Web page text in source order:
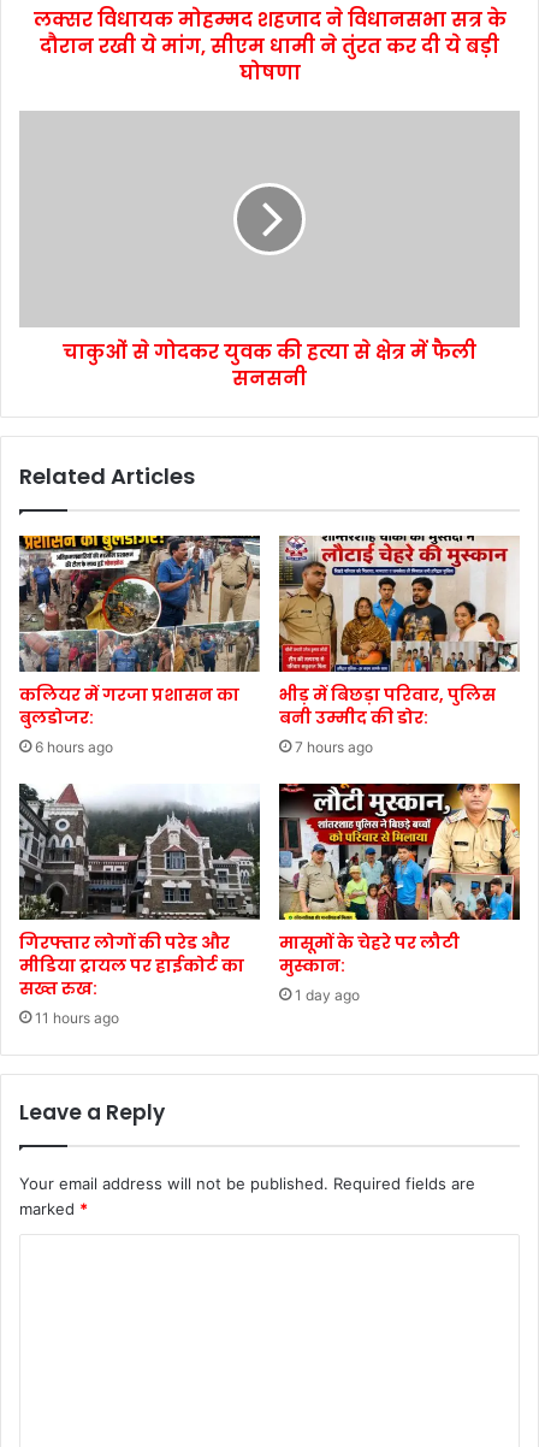
लक्सर विधायक मोहम्मद शहजाद ने विधानसभा सत्र के
दौरान रखी ये मांग, सीएम धामी ने तुंरत कर दी ये बड़ी
घोषणा
चाकुओं से गोदकर युवक की हत्या से क्षेत्र में फैली
सनसनी
Related Articles
कलियर में गरजा प्रशासन का
बुलडोजर:
6 hours ago
भीड़ में बिछड़ा परिवार, पुलिस
बनी उम्मीद की डोर:
7 hours ago
गिरफ्तार लोगों की परेड और
मीडिया ट्रायल पर हाईकोर्ट का
सख्त रुख:
11 hours ago
मासूमों के चेहरे पर लौटी
मुस्कान:
1 day ago
Leave a Reply
Your email address will not be published. Required fields are
marked *